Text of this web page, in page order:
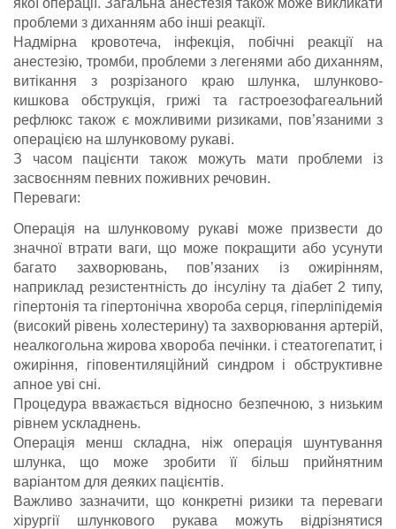
якої операції. Загальна анестезія також може викликати
проблеми з диханням або інші реакції.
Надмірна кровотеча, інфекція, побічні реакції на
анестезію, тромби, проблеми з легенями або диханням,
витікання з розрізаного краю шлунка, шлунково-
кишкова обструкція, грижі та гастроезофагеальний
рефлюкс також є можливими ризиками, пов’язаними з
операцією на шлунковому рукаві.
З часом пацієнти також можуть мати проблеми із
засвоєнням певних поживних речовин.
Переваги:
Операція на шлунковому рукаві може призвести до
значної втрати ваги, що може покращити або усунути
багато захворювань, пов’язаних із ожирінням,
наприклад резистентність до інсуліну та діабет 2 типу,
гіпертонія та гіпертонічна хвороба серця, гіперліпідемія
(високий рівень холестерину) та захворювання артерій,
неалкогольна жирова хвороба печінки. і стеатогепатит, і
ожиріння, гіповентиляційний синдром і обструктивне
апное уві сні.
Процедура вважається відносно безпечною, з низьким
рівнем ускладнень.
Операція менш складна, ніж операція шунтування
шлунка, що може зробити її більш прийнятним
варіантом для деяких пацієнтів.
Важливо зазначити, що конкретні ризики та переваги
хірургії шлункового рукава можуть відрізнятися